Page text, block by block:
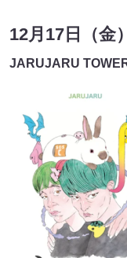
12月17日（金
JARUJARU